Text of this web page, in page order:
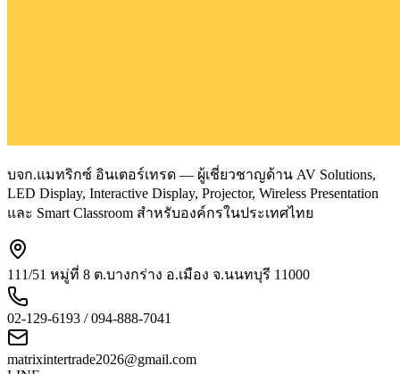
บจก.แมทริกซ์ อินเตอร์เทรด — ผู้เชี่ยวชาญด้าน AV Solutions,
LED Display, Interactive Display, Projector, Wireless Presentation
และ Smart Classroom สำหรับองค์กรในประเทศไทย
111/51 หมู่ที่ 8 ต.บางกร่าง อ.เมือง จ.นนทบุรี 11000
02-129-6193 / 094-888-7041
matrixintertrade2026@gmail.com